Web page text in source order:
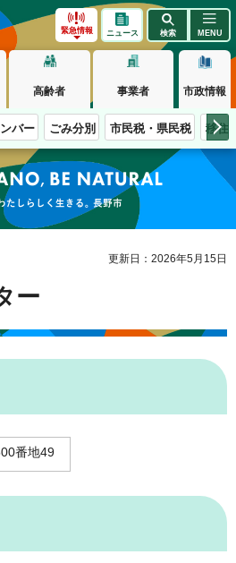
緊急情報 ニュース 検索 MENU
高齢者 事業者 市政情報
バー ごみ分別 市民税・県民税 移住
しらしく生きる。長野市
更新日：2026年5月15日
ー
番地49